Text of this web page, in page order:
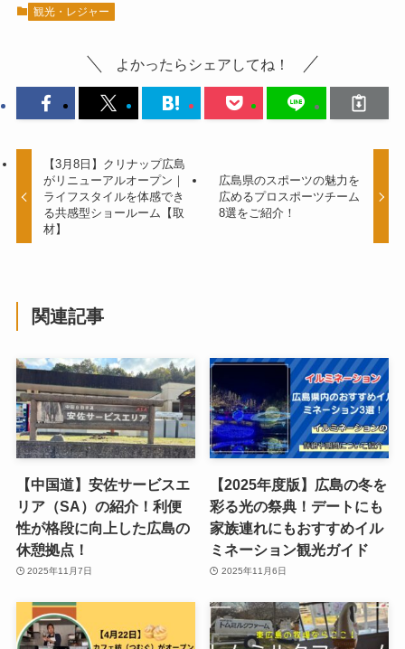
観光・レジャー
よかったらシェアしてね！
【3月8日】クリナップ広島
がリニューアルオープン｜
ライフスタイルを体感でき
る共感型ショールーム【取
材】
広島県のスポーツの魅力を
広めるプロスポーツチーム
8選をご紹介！
関連記事
【中国道】安佐サービスエ
リア（SA）の紹介！利便
性が格段に向上した広島の
休憩拠点！
2025年11月7日
【2025年度版】広島の冬を
彩る光の祭典！デートにも
家族連れにもおすすめイル
ミネーション観光ガイド
2025年11月6日